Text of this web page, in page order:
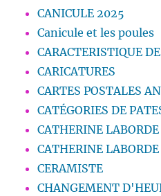
CANICULE 2025
Canicule et les poules
CARACTERISTIQUE
CARICATURES
CARTES POSTALES
CATÉGORIES DE
CATHERINE LABORDE
CATHERINE LABORDE
CERAMISTE
CHANGEMENT